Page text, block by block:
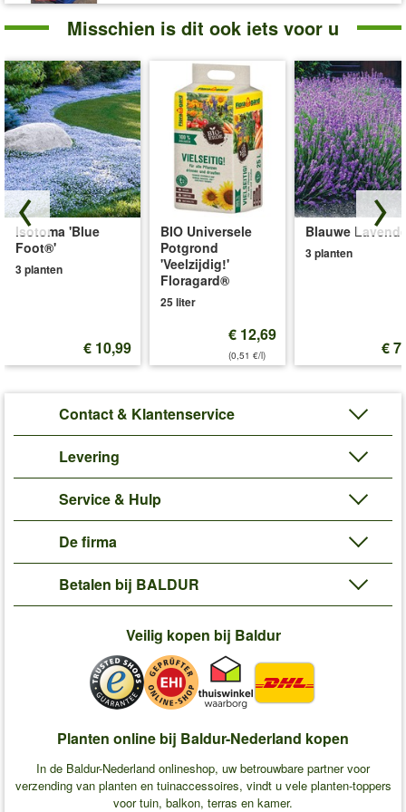
Misschien is dit ook iets voor u
Isotoma 'Blue
Foot®'
3 planten
€ 10,99
BIO Universele
Potgrond
'Veelzijdig!'
Floragard®
25 liter
€ 12,69
(0,51 €/l)
Blauwe
3 planten
€
Contact & Klantenservice
Levering
Service & Hulp
De firma
Betalen bij BALDUR
Veilig kopen bij Baldur
Planten online bij Baldur-Nederland kopen
In de Baldur-Nederland onlineshop, uw betrouwbare partner voor
verzending van planten en tuinaccessoires, vindt u vele planten-toppers
voor tuin, balkon, terras en kamer.